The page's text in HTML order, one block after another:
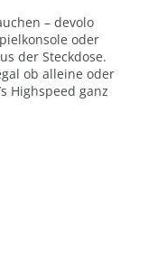
– devolo
oder
der Steckdose.
ob alleine oder
Highspeed ganz